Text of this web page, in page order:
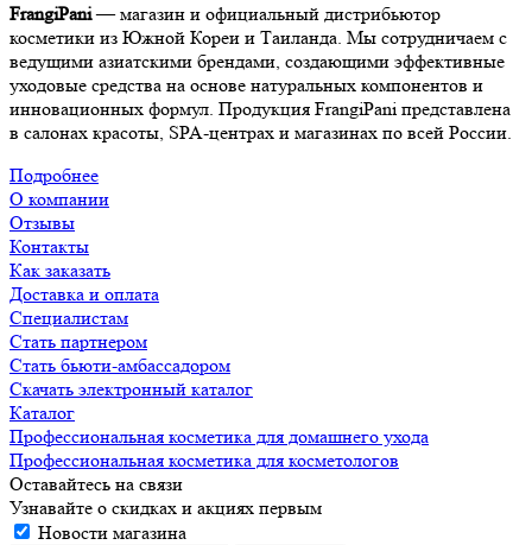
FrangiPani— магазин и официальный дистрибьютор
косметики из Южной Кореи и Таиланда. Мы сотрудничаем с
ведущими азиатскими брендами, создающими эффективные
уходовые средства на основе натуральных компонентов и
инновационных формул. Продукция FrangiPani представлена
в салонах красоты, SPA-центрах и магазинах по всей России.
Подробнее
О компании
Отзывы
Контакты
Как заказать
Доставка и оплата
Специалистам
Стать партнером
Стать бьюти-амбассадором
Скачать электронный каталог
Каталог
Профессиональная косметика для домашнего ухода
Профессиональная косметика для косметологов
Оставайтесь на связи
Узнавайте о скидках и акциях первым
Новости магазина